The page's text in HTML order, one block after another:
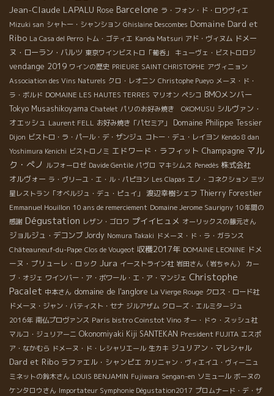
Jean-Claude LAPALU Rose Barcelone ラ・フォン・ド・ロりヴィエ
Mizuki san シャトー・シャンション Ghislaine Descombes Domaine Dard et
Ribo La Casa del Perro トム・ゴティエ Kanda Matsuri アド・ヴィヌム ドメー
ヌ・ローラン・バルツ 東京ワインビストロ「葡呑」 キューヴェ・ビストロロジ
vendange 2019 ワインの歴史 PRIEURE SAINT CHRISTOPHE アヴィニョン
Association des Vins Naturels クロ・レオニン Christophe Pueyo メーヌ・ド・
ラ・ボルド DOMAINE LES HAUTES TERRES マリオン ペシコ BMOメンバー
Tokyo Musashikoyama Chatelet パリのお好み焼き OKOMUSU シルヴァン・
オエッシュ Laurent FELL お好み焼き「パセミア」 Domaine Philippe Tessier
Dijon ビストロ・ラ・パール・デ・ザンジュ コトー・デュ・レイヨン Kendo 8 dan
Yoshimura Kenichi ビストロノミ エドワード・ラフィット Champagne マル
ク・ぺノ ルフォーロゼ Davide Gentile パヴロ マキシムス Penedès 株式会社
オルヴォー ラ・ヴリーユ・エ・ル・パピヨン Les Clapas エノ・コネクション 三ツ
星レストラン「オベルジュ・デュ・ピュイ」
渡辺幸樹シェフ Thierry Forestier
Emmanuel Houillon 10 ans de remerciement Domaine Jerome Saurigny 10年間の
感謝 Dégustation レザン・ゴロワ プイイヒュメ オーリックスの藤元さん
ジョルジュ・デコンブ Jordy Nomura Takaki ドメーヌ・ド・ラ・ガランス
Châteauneuf-du-Pape Clos de Vougeot 収穫2017年 DOMAINE LEONINE ドメ
ーヌ・プリューレ・ロック Jura イーストライン社 岩田さん（岩ちゃん）
カー
ブ・オジェ ワインバー・ア・ボワール・エ・ア・マンジェ Christophe
Pacalet 中本さん domaine de l'anglore La Vierge Rouge クロス・ロード社
ドメーヌ・ジャン・バティスト・セナ ジルアザム クローズ・エルミタージュ
2016年 南仏プロヴァンス Paris bistro Coinstot Vino オー・ドゥ・スッシュ社
マルコ・ジュリアーニ Okonomiyaki Kiji SANTEKAN President FUJITA エスポ
ア・なかむら ドメーヌ・ド・レシャリエール 生カキ ジュリアン・マレシャル
Dard et Ribo ラファエル・シャンピエ カリニャン・ヴィエイユ・ヴィーニュ
ミネットの鈴木さん LOUIS BENJAMIN Fujiwara Sengan-en ソミュール ボーヌの
ケンタロウさん Importateur Symphonie Dégustation2017 プロムナード・デ・ザ